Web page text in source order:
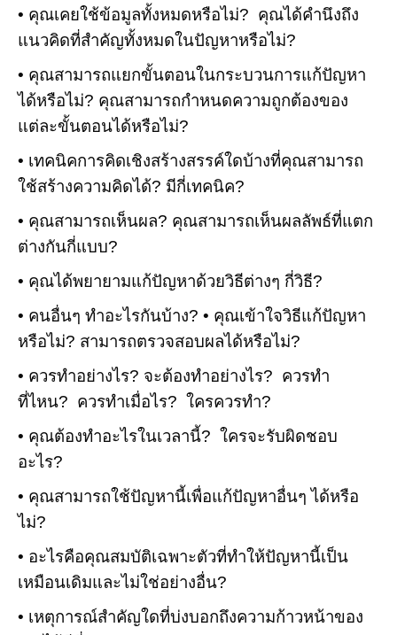
• คุณเคยใช้ข้อมูลทั้งหมดหรือไม่? คุณได้คำนึงถึง
แนวคิดที่สำคัญทั้งหมดในปัญหาหรือไม่?
• คุณสามารถแยกขั้นตอนในกระบวนการแก้ปัญหา
ได้หรือไม่? คุณสามารถกำหนดความถูกต้องของ
แต่ละขั้นตอนได้หรือไม่?
• เทคนิคการคิดเชิงสร้างสรรค์ใดบ้างที่คุณสามารถ
ใช้สร้างความคิดได้? มีกี่เทคนิค?
• คุณสามารถเห็นผล? คุณสามารถเห็นผลลัพธ์ที่แตก
ต่างกันกี่แบบ?
• คุณได้พยายามแก้ปัญหาด้วยวิธีต่างๆ กี่วิธี?
• คนอื่นๆ ทำอะไรกันบ้าง? • คุณเข้าใจวิธีแก้ปัญหา
หรือไม่? สามารถตรวจสอบผลได้หรือไม่?
• ควรทำอย่างไร? จะต้องทำอย่างไร? ควรทำ
ที่ไหน? ควรทำเมื่อไร? ใครควรทำ?
• คุณต้องทำอะไรในเวลานี้? ใครจะรับผิดชอบ
อะไร?
• คุณสามารถใช้ปัญหานี้เพื่อแก้ปัญหาอื่นๆ ได้หรือ
ไม่?
• อะไรคือคุณสมบัติเฉพาะตัวที่ทำให้ปัญหานี้เป็น
เหมือนเดิมและไม่ใช่อย่างอื่น?
• เหตุการณ์สำคัญใดที่บ่งบอกถึงความก้าวหน้าของ